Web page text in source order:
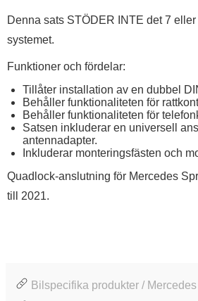
Denna sats STÖDER INTE det 7
systemet.
Funktioner och fördelar:
Tillåter installation av en dubbel
Behåller funktionaliteten för
Behåller funktionaliteten för
Satsen inkluderar en universell
antennadapter.
Inkluderar monteringsfästen och
Quadlock-anslutning för Mercedes
till 2021.
Bilspecifika produkter /